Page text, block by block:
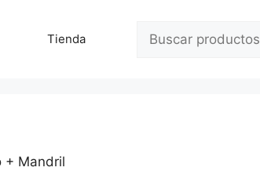
Tienda
+ Mandril